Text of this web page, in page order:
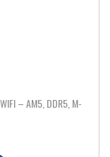
– AM5, DDR5, M-